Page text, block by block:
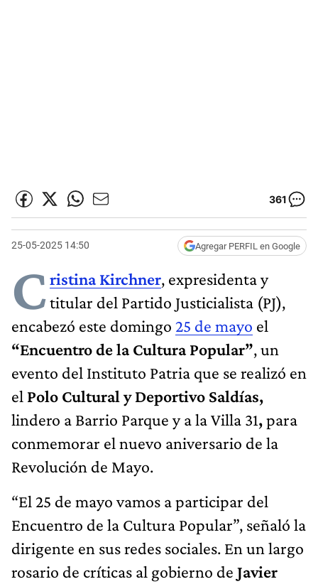
361
25-05-2025 14:50 Agregar PERFIL en Google
Cristina Kirchner, expresidenta y
titular del Partido Justicialista (PJ),
encabezó este domingo 25 de mayo el
“Encuentro de la Cultura Popular”, un
evento del Instituto Patria que se realizó en
el Polo Cultural y Deportivo Saldías,
lindero a Barrio Parque y a la Villa 31,para
conmemorar el nuevo aniversario de la
Revolución de Mayo.
“El 25 de mayo vamos a participar del
Encuentro de la Cultura Popular”, señaló la
dirigente en sus redes sociales. En un largo
rosario de críticas al gobierno de Javier